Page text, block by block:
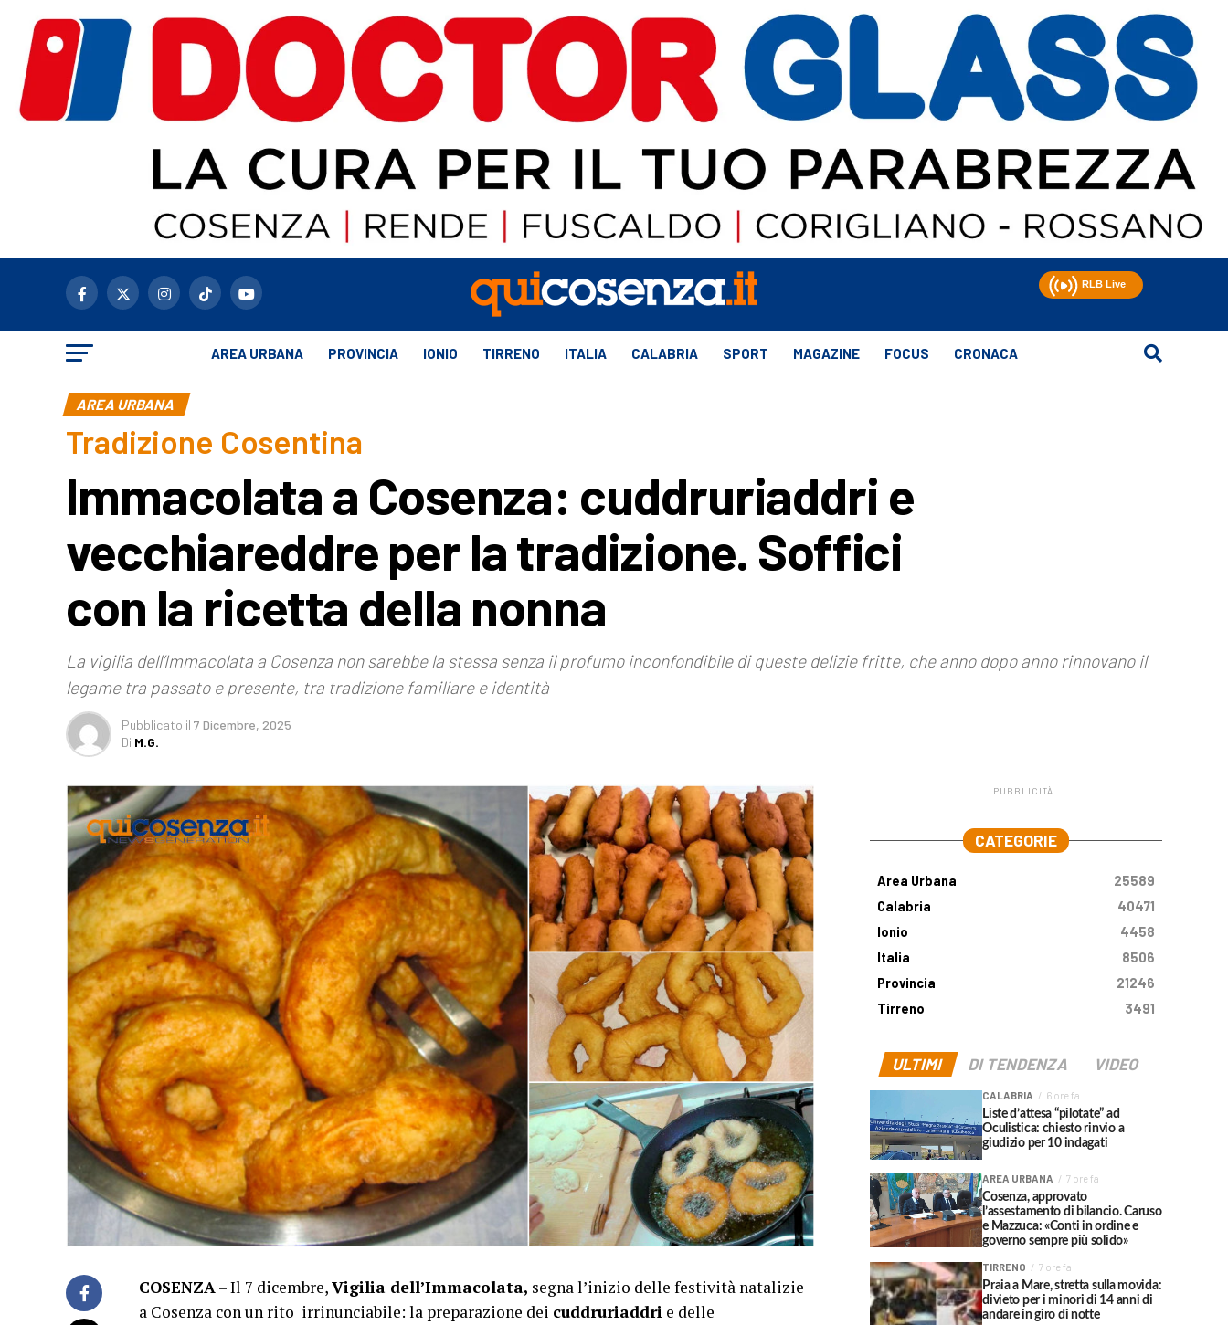
AREA URBANA PROVINCIA IONIO TIRRENO ITALIA CALABRIA SPORT MAGAZINE FOCUS CRONACA
AREA URBANA
Tradizione Cosentina
Immacolata a Cosenza: cuddruriaddri e
vecchiareddre per la tradizione. Soffici
con la ricetta della nonna
La vigilia dell’Immacolata a Cosenza non sarebbe la stessa senza il profumo inconfondibile di queste delizie fritte, che anno dopo anno rinnovano il
legame tra passato e presente, tra tradizione familiare e identità
Pubblicato il 7 Dicembre, 2025
Di M.G.
COSENZA– Il 7 dicembre,Vigilia dell’Immacolata, segna l’inizio delle festività natalizie
a Cosenza con un rito irrinunciabile: la preparazione dei cuddruriaddri e delle
PUBBLICITÀ
CATEGORIE
Area Urbana
25589
Calabria
40471
Ionio
4458
Italia
8506
Provincia
21246
Tirreno
3491
ULTIMI DI TENDENZA VIDEO
CALABRIA 6 ore fa
Liste d’attesa “pilotate” ad
Oculistica: chiesto rinvio a
giudizio per 10 indagati
AREA URBANA 7 ore fa
Cosenza, approvato
l’assestamento di bilancio. Caruso
e Mazzuca: «Conti in ordine e
governo sempre più solido»
TIRRENO 7 ore fa
Praia a Mare, stretta sulla movida:
divieto per i minori di 14 anni di
andare in giro di notte